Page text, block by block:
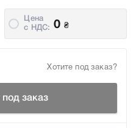
Цена
c НДС:
0 ₴
Хотите под заказ?
под заказ